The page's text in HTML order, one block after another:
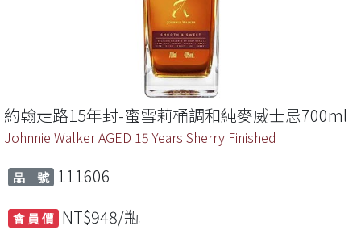
約翰走路15年封-蜜雪莉桶調和純麥威士忌700ml
Johnnie Walker AGED 15 Years Sherry Finished
品 號 111606
會 員 價 NT$948/瓶